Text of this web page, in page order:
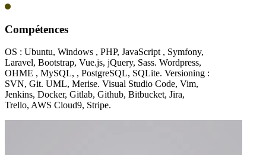
Compétences
OS : Ubuntu, Windows , PHP, JavaScript , Symfony,
Laravel, Bootstrap, Vue.js, jQuery, Sass. Wordpress,
OHME , MySQL, , PostgreSQL, SQLite. Versioning :
SVN, Git. UML, Merise. Visual Studio Code, Vim,
Jenkins, Docker, Gitlab, Github, Bitbucket, Jira,
Trello, AWS Cloud9, Stripe.